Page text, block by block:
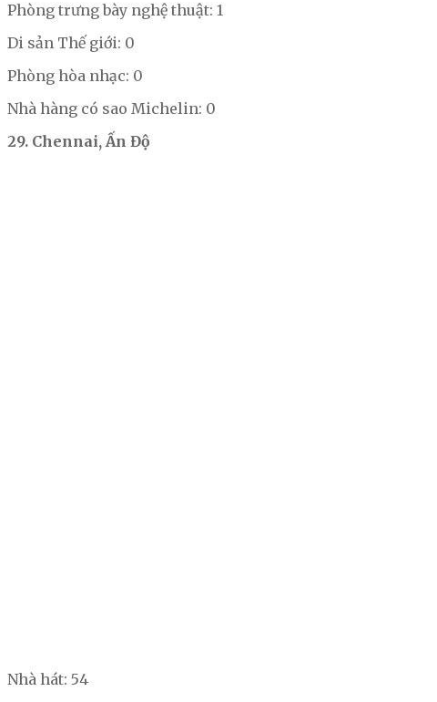
Phòng trưng bày nghệ thuật: 1
Di sản Thế giới: 0
Phòng hòa nhạc: 0
Nhà hàng có sao Michelin: 0
29. Chennai, Ấn Độ
Nhà hát: 54